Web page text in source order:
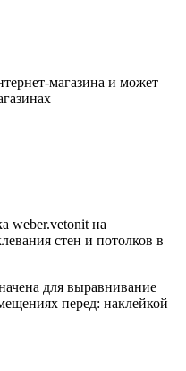
магазина и может
weber.vetonit на
стен и потолков в
для выравнивание
перед: наклейкой